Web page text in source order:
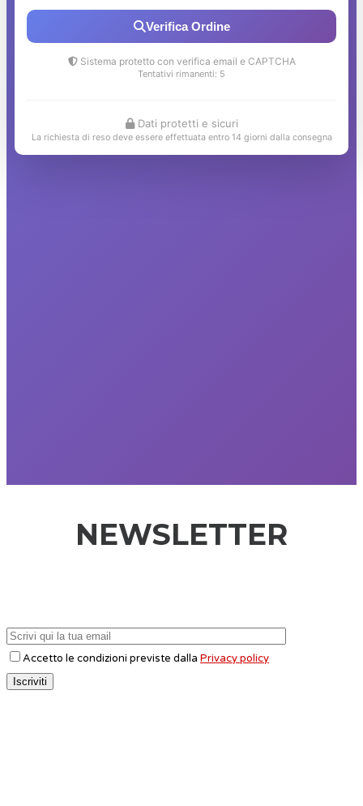
Verifica Ordine
Sistema protetto con verifica email e CAPTCHA
Tentativi rimanenti: 5
Dati protetti e sicuri
La richiesta di reso deve essere effettuata entro 14 giorni dalla consegna
NEWSLETTER
Accetto le condizioni previste dalla Privacy policy